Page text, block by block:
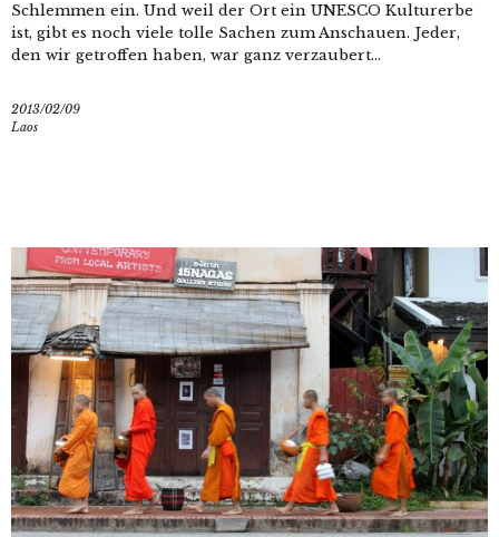
Schlemmen ein. Und weil der Ort ein UNESCO Kulturerbe
ist, gibt es noch viele tolle Sachen zum Anschauen. Jeder,
den wir getroffen haben, war ganz verzaubert...
2013/02/09
Laos